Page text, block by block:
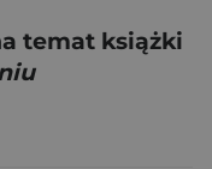
temat książki